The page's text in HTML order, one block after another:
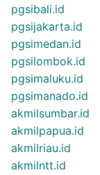
pgsibali.id
pgsijakarta.id
pgsimedan.id
pgsilombok.id
pgsimaluku.id
pgsimanado.id
akmilsumbar.id
akmilpapua.id
akmilriau.id
akmilntt.id